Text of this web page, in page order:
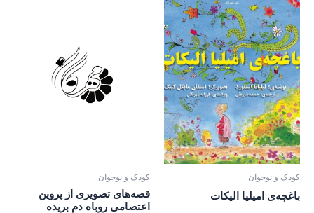
کودک و نوجوان
باغچه‌ی امیلیا الیکات
کودک و نوجوان
قصه‌های تصویری از پروین
اعتصامی روباه دم بریده